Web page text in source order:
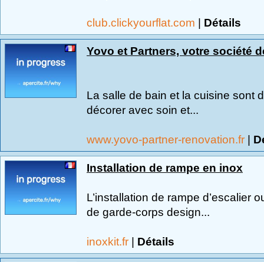
club.clickyourflat.com | Détails
Yovo et Partners, votre société
La salle de bain et la cuisine sont
décorer avec soin et...
www.yovo-partner-renovation.fr |
Installation de rampe en inox
L’installation de rampe d’escalier
de garde-corps design...
inoxkit.fr | Détails